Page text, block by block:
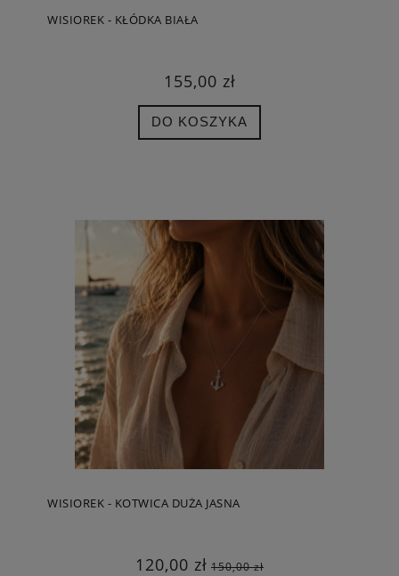
WISIOREK - KŁÓDKA BIAŁA
155,00 zł
DO KOSZYKA
WISIOREK - KOTWICA DUŻA JASNA
120,00 zł 150,00 zł